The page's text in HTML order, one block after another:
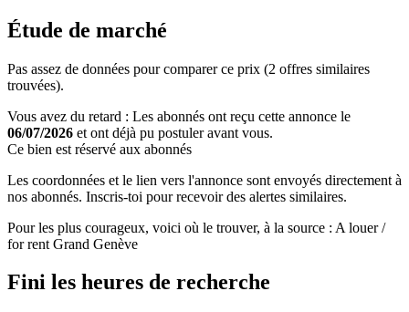
Étude de marché
Pas assez de données pour comparer ce prix (2 offres similaires
trouvées).
Vous avez du retard : Les abonnés ont reçu cette annonce le
06/07/2026 et ont déjà pu postuler avant vous.
Ce bien est réservé aux abonnés
Les coordonnées et le lien vers l'annonce sont envoyés directement à
nos abonnés. Inscris-toi pour recevoir des alertes similaires.
Pour les plus courageux, voici où le trouver, à la source : A louer /
for rent Grand Genève
Fini les heures de recherche